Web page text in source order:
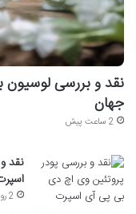
نقد و بررسی
جهان
2 ساعت پیش
نقد
2 روز پیش